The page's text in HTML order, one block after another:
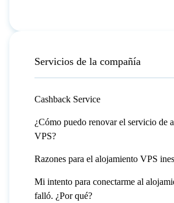
Servicios de la compañía
Cashback Service
¿Cómo puedo renovar el servicio de
VPS?
Razones para el alojamiento VPS
Mi intento para conectarme al
falló. ¿Por qué?